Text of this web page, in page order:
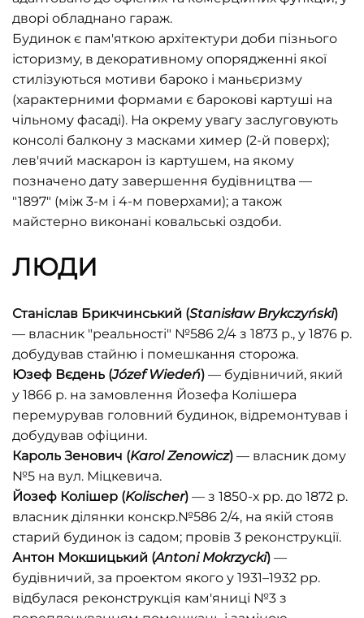
дворі обладнано гараж.
Будинок є пам'яткою архітектури доби пізнього
історизму, в декоративному опорядженні якої
стилізуються мотиви бароко і маньєризму
(характерними формами є барокові картуші на
чільному фасаді). На окрему увагу заслуговують
консолі балкону з масками химер (2-й поверх);
лев'ячий маскарон із картушем, на якому
позначено дату завершення будівництва —
"1897" (між 3-м і 4-м поверхами); а також
майстерно виконані ковальські оздоби.
ЛЮДИ
Станіслав Брикчинський (Stanisław Brykczyński)
— власник "реальності" №586 2/4 з 1873 р., у 1876 р.
добудував стайню і помешкання сторожа.
Юзеф Вєдень (JózefWiedeń) — будівничий, який
у 1866 р. на замовлення Йозефа Колішера
перемурував головний будинок, відремонтував і
добудував офіцини.
Кароль Зенович (Karol Zenowicz) — власник дому
№5 на вул. Міцкевича.
Йозеф Колішер (Kolischer) — з 1850-х рр. до 1872 р.
власник ділянки конскр.№586 2/4, на якій стояв
старий будинок із садом; провів 3 реконструкції.
Антон Мокшицький (Antoni Mokrzycki) —
будівничий, за проектом якого у 1931–1932 рр.
відбулася реконструкція кам'яниці №3 з